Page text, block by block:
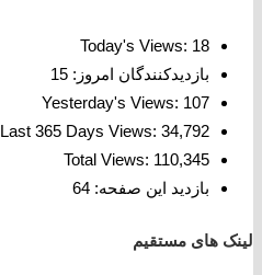
Today's Views: 18
بازدیدکنندگان امروز: 15
Yesterday's Views: 107
Last 365 Days Views: 34,792
Total Views: 110,345
بازدید این صفحه: 64
لینک های مستقیم